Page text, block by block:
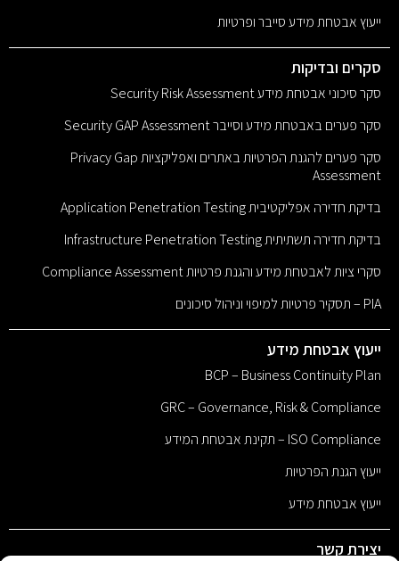
ייעוץ אבטחת מידע סייבר ופרטיות
סקרים ובדיקות
סקר סיכוני אבטחת מידע Security Risk Assessment
סקר פערים באבטחת מידע וסייבר Security GAP Assessment
סקר פערים להגנת הפרטיות באתרים ואפליקציות Privacy Gap
Assessment
בדיקת חדירה אפליקטיבית Application Penetration Testing
בדיקת חדירה תשתיתית Infrastructure Penetration Testing
סקרי ציות לאבטחת מידע והגנת פרטיות Compliance Assessment
PIA – תסקיר פרטיות למיפוי וניהול סיכונים
ייעוץ אבטחת מידע
BCP – Business Continuity Plan
GRC – Governance, Risk & Compliance
ISO Compliance – תקינת אבטחת המידע
ייעוץ הגנת הפרטיות
ייעוץ אבטחת מידע
יצירת קשר